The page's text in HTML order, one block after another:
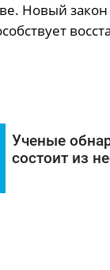
Новый закон
Ученые
состоит из